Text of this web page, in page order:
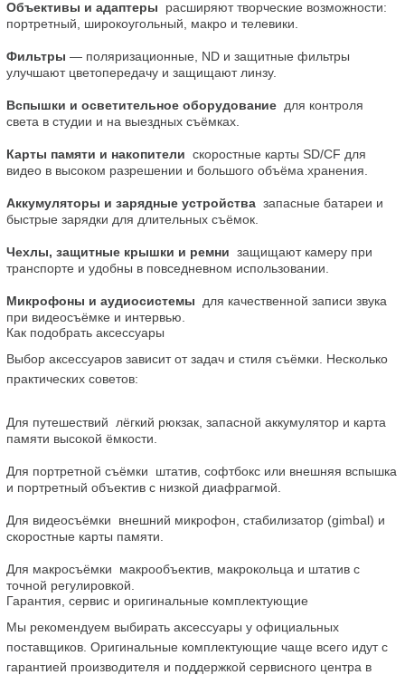
Объективы и адаптеры
  расширяют творческие возможности:
портретный, широкоугольный, макро и телевики.
Фильтры — поляризационные, ND и защитные фильтры
улучшают цветопередачу и защищают линзу.
Вспышки и осветительное оборудование
  для контроля
света в студии и на выездных съёмках.
Карты памяти и накопители
  скоростные карты SD/CF для
видео в высоком разрешении и большого объёма хранения.
Аккумуляторы и зарядные устройства
  запасные батареи и
быстрые зарядки для длительных съёмок.
Чехлы, защитные крышки и ремни
  защищают камеру при
транспорте и удобны в повседневном использовании.
Микрофоны и аудиосистемы
  для качественной записи звука
при видеосъёмке и интервью.
Как подобрать аксессуары
Выбор аксессуаров зависит от задач и стиля съёмки. Несколько
практических советов:
Для путешествий  лёгкий рюкзак, запасной аккумулятор и карта
памяти высокой ёмкости.
Для портретной съёмки  штатив, софтбокс или внешняя вспышка
и портретный объектив с низкой диафрагмой.
Для видеосъёмки  внешний микрофон, стабилизатор (gimbal) и
скоростные карты памяти.
Для макросъёмки  макрообъектив, макрокольца и штатив с
точной регулировкой.
Гарантия, сервис и оригинальные комплектующие
Мы рекомендуем выбирать аксессуары у официальных
поставщиков. Оригинальные комплектующие чаще всего идут с
гарантией производителя и поддержкой сервисного центра в